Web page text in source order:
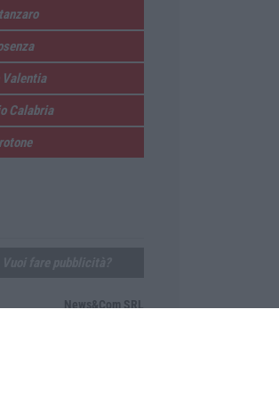
Valentia
Calabria
News&Com SRL